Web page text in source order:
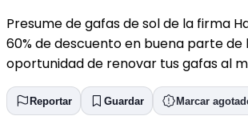
Presume de gafas de sol de la firma
60% de descuento en buena parte de
oportunidad de renovar tus gafas al
Reportar Guardar Marcar